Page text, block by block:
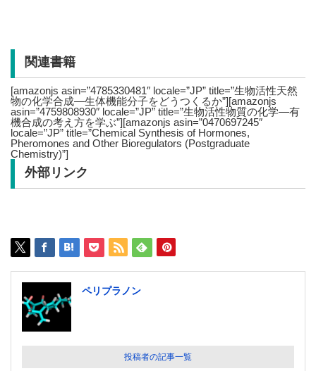
関連書籍
[amazonjs asin=”4785330481″ locale=”JP” title=”生物活性天然
物の化学合成―生体機能分子をどうつくるか”][amazonjs
asin=”4759808930″ locale=”JP” title=”生物活性物質の化学―有
機合成の考え方を学ぶ”][amazonjs asin=”0470697245″
locale=”JP” title=”Chemical Synthesis of Hormones,
Pheromones and Other Bioregulators (Postgraduate
Chemistry)”]
外部リンク
ペリプラノン
投稿者の記事一覧